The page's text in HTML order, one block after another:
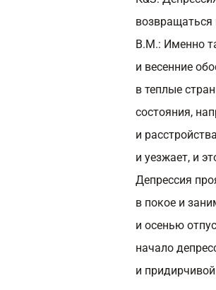
возвращаться
В.М.: Именно
и весенние
в теплые
состояния,
и
и уезжает, и
Депрессия
в покое и
и осенью
начало
и